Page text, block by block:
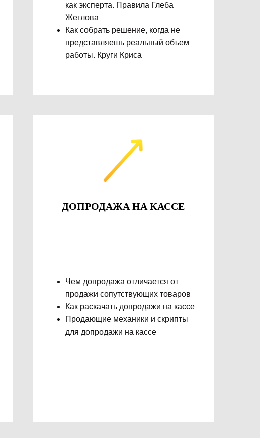
как эксперта. Правила Глеба
Жеглова
Как собрать решение, когда не
представляешь реальный объем
работы. Круги Криса
ДОПРОДАЖА НА КАССЕ
Чем допродажа отличается от
продажи сопутствующих товаров
Как раскачать допродажи на кассе
Продающие механики и скрипты
для допродажи на кассе